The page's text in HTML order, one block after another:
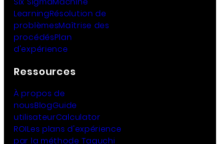
LearningRésolution de
problèmesMaîtrise des
procédésPlan
d'expérience
Ressources
À propos de
nousBlogGuide
utilisateurCalculator
ROILes plans d'expérience
par la méthode Taguchi